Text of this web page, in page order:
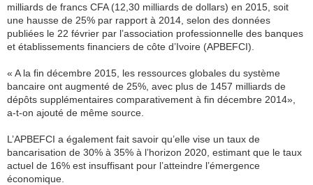
milliards de francs CFA (12,30 milliards de dollars) en 2015, soit
une hausse de 25% par rapport à 2014, selon des données
publiées le 22 février par l’association professionnelle des banques
et établissements financiers de côte d’Ivoire (APBEFCI).
« A la fin décembre 2015, les ressources globales du système
bancaire ont augmenté de 25%, avec plus de 1457 milliards de
dépôts supplémentaires comparativement à fin décembre 2014»,
a-t-on ajouté de même source.
L’APBEFCI a également fait savoir qu’elle vise un taux de
bancarisation de 30% à 35% à l’horizon 2020, estimant que le taux
actuel de 16% est insuffisant pour l’atteindre l’émergence
économique.